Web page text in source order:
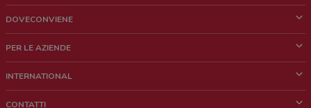
DOVECONVIENE
Chi siamo
PER LE AZIENDE
Richieste commerciali e marketing
INTERNATIONAL
CONTATTI